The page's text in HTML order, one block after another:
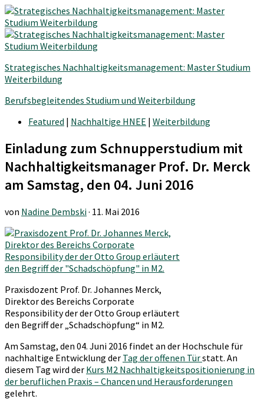
Strategisches Nachhaltigkeitsmanagement: Master Studium
Weiterbildung
Berufsbegleitendes Studium und Weiterbildung
Featured | Nachhaltige HNEE | Weiterbildung
Einladung zum Schnupperstudium mit
Nachhaltigkeitsmanager Prof. Dr. Merck
am Samstag, den 04. Juni 2016
von Nadine Dembski· 11. Mai 2016
Praxisdozent Prof. Dr. Johannes Merck,
Direktor des Bereichs Corporate
Responsibility der der Otto Group erläutert
den Begriff der „Schadschöpfung“ in M2.
Am Samstag, den 04. Juni 2016 findet an der Hochschule für
nachhaltige Entwicklung der Tag der offenen Türstatt. An
diesem Tag wird der Kurs M2 Nachhaltigkeitspositionierung in
der beruflichen Praxis – Chancen und Herausforderungen
gelehrt.